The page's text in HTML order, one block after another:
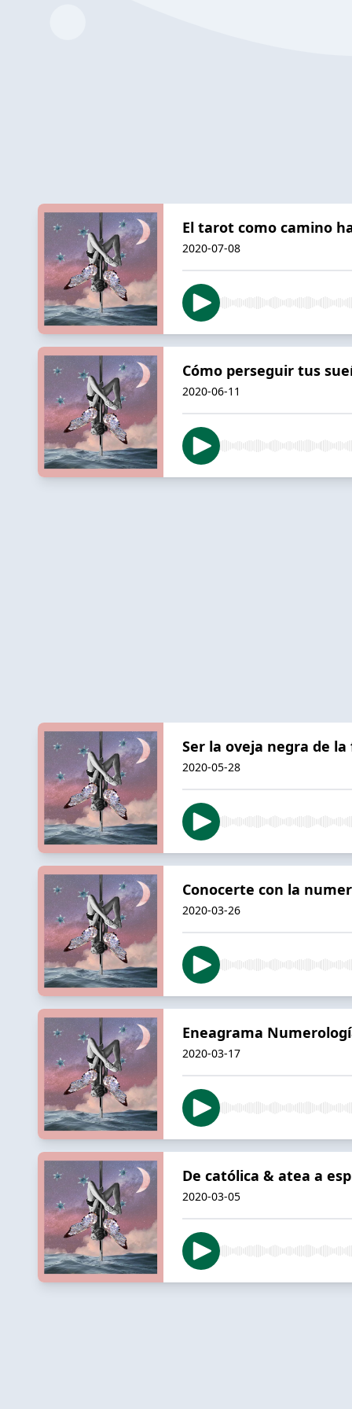
El tarot como camino
2020-07-08
Cómo perseguir tus
2020-06-11
Ser la oveja negra de
2020-05-28
Conocerte con la
2020-03-26
Eneagrama
2020-03-17
De católica & atea a
2020-03-05